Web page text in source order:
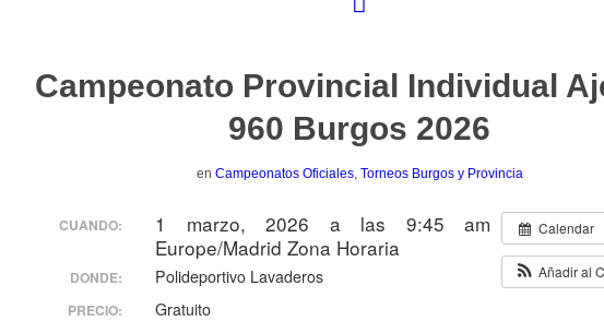
Campeonato Provincial Individual
960 Burgos 2026
en Campeonatos Oficiales, Torneos Burgos y Provincia
Calendar
Añadir al
CUANDO:
1 marzo, 2026 a las 9:45 am
Europe/Madrid Zona Horaria
DONDE: Polideportivo Lavaderos
PRECIO: Gratuito